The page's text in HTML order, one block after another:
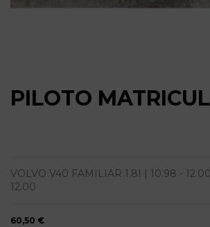
PILOTO
VOLVO V40 FAMILIAR 1.8I | 10.98 -
12.00
60,50 €